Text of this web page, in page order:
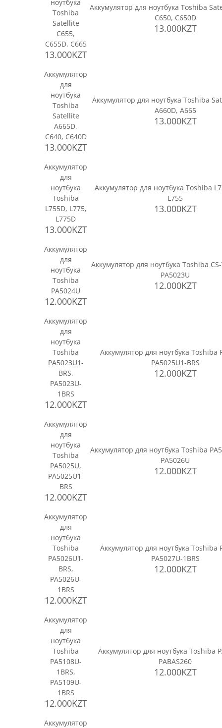
ноутбука
Toshiba
Satellite
C655,
C655D, C665
13.000KZT
Аккумулятор для ноутбука Toshiba
C650, C650D
13.000KZT
Аккумулятор
для
ноутбука
Toshiba
Satellite
A665D,
C640, C640D
13.000KZT
Аккумулятор для ноутбука Toshiba
A660D, A665
13.000KZT
Аккумулятор
для
ноутбука
Toshiba
L755D, L775,
L775D
13.000KZT
Аккумулятор для ноутбука Toshiba
L755
13.000KZT
Аккумулятор
для
ноутбука
Toshiba
PA5024U
12.000KZT
Аккумулятор для ноутбука Toshiba
PA5023U
12.000KZT
Аккумулятор
для
ноутбука
Toshiba
PA5023U1-
BRS,
PA5023U-
1BRS
12.000KZT
Аккумулятор для ноутбука Toshiba
PA5025U1-BRS
12.000KZT
Аккумулятор
для
ноутбука
Toshiba
PA5025U,
PA5025U1-
BRS
12.000KZT
Аккумулятор для ноутбука Toshiba
PA5026U
12.000KZT
Аккумулятор
для
ноутбука
Toshiba
PA5026U1-
BRS,
PA5026U-
1BRS
12.000KZT
Аккумулятор для ноутбука Toshiba
PA5027U-1BRS
12.000KZT
Аккумулятор
для
ноутбука
Toshiba
PA5108U-
1BRS,
PA5109U-
1BRS
12.000KZT
Аккумулятор для ноутбука Toshiba
PABAS260
12.000KZT
Аккумулятор